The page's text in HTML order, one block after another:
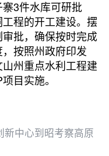
3件水库可研批
程的开工建设。摆
批，确保按时完成
按照州政府印发
州重点水利工程建
目实施。
中心到昭考察高原